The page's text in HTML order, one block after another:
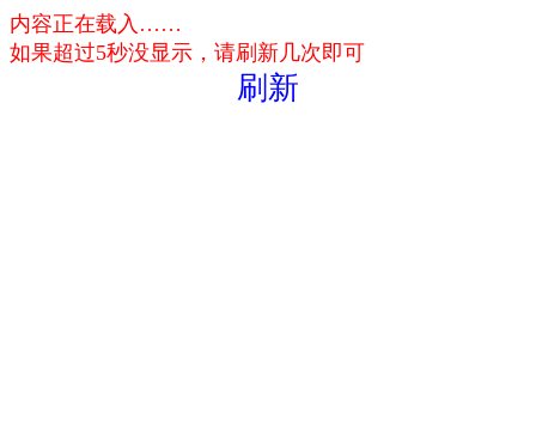
内容正在载入……
如果超过5秒没显示，请刷新几次即可
刷新